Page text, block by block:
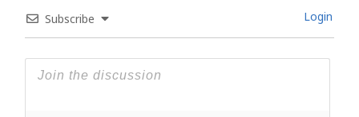
Subscribe Login